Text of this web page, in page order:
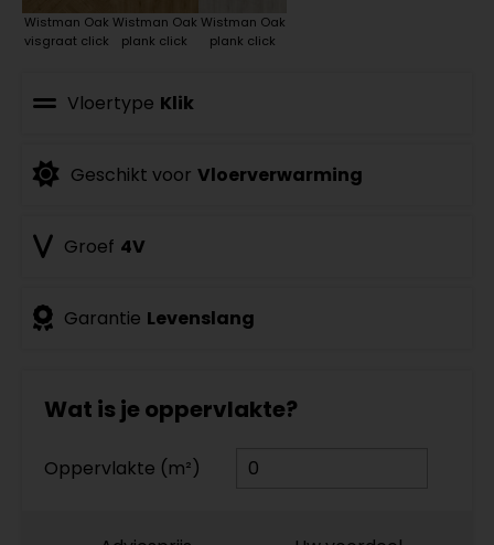
Wistman Oak
visgraat click
Wistman Oak
plank click
Wistman Oak
plank click
Vloertype Klik
Geschikt voor Vloerverwarming
Groef 4V
Garantie Levenslang
Wat is je oppervlakte?
Oppervlakte (m²)